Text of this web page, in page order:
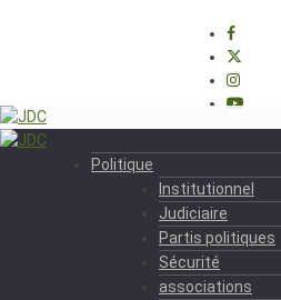
Politique
Institutionnel
Judiciaire
Partis politiques
Sécurité
associations